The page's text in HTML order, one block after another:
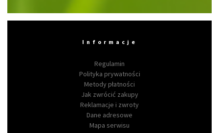
Informacje
Regulamin
Polityka prywatności
Metody płatności
Jak zwrócić zakupy
Reklamacje i zwroty
Dane adresowe
Mapa serwisu